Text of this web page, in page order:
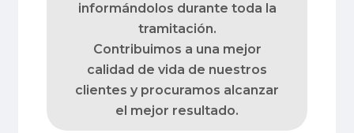
informándolos durante toda la
tramitación.
Contribuimos a una mejor
calidad de vida de nuestros
clientes y procuramos alcanzar
el mejor resultado.